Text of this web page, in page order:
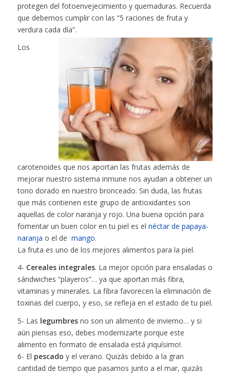
protegen del fotoenvejecimiento y quemaduras. Recuerda
que debemos cumplir con las “5 raciones de fruta y
verdura cada día”.
Los
carotenoides que nos aportan las frutas además de
mejorar nuestro sistema inmune nos ayudan a obtener un
tono dorado en nuestro bronceado. Sin duda, las frutas
que más contienen este grupo de antioxidantes son
aquellas de color naranja y rojo. Una buena opción para
fomentar un buen color en tu piel es el néctar de papaya-
naranja o el de mango.
La fruta es uno de los mejores alimentos para la piel.
4- Cereales integrales. La mejor opción para ensaladas o
sándwiches “playeros”… ya que aportan más fibra,
vitaminas y minerales. La fibra favorecen la eliminación de
toxinas del cuerpo, y eso, se refleja en el estado de tu piel.
5- Las legumbresno son un alimento de invierno… y si
aún piensas eso, debes modernizarte porque este
alimento en formato de ensalada está ¡riquísimo!.
6- El pescado y el verano. Quizás debido a la gran
cantidad de tiempo que pasamos junto a el mar, quizás